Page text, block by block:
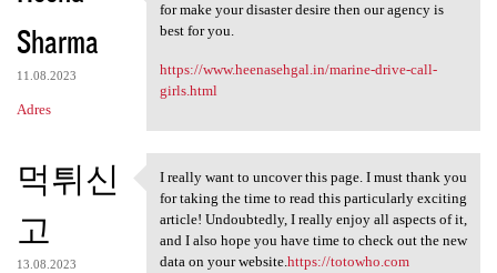
Sharma
11.08.2023
Adres
for make your disaster desire then our agency is
best for you.
https://www.heenasehgal.in/marine-drive-call-
girls.html
먹튀신
고
13.08.2023
I really want to uncover this
I really want to uncover this page. I must thank you
for taking the time to read this particularly exciting
article! Undoubtedly, I really enjoy all aspects of it,
and I also hope you have time to check out the new
data on your website.https://totowho.com